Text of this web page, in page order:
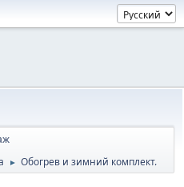
► Обогрев и зимний комплект.